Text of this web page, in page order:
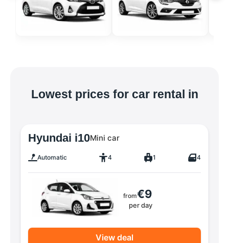
Lowest prices for car rental in
Hyundai i10Mini car
Automatic 4 1 4
from€9
per day
View deal